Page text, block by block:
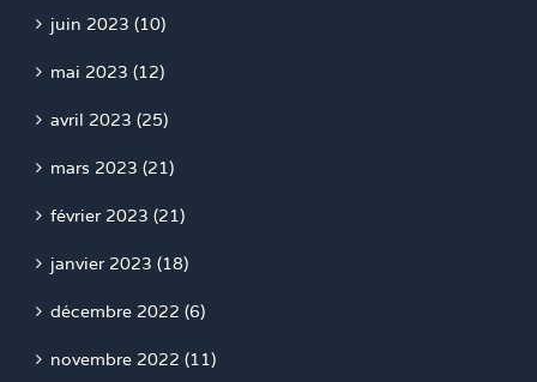
juin 2023 (10)
mai 2023 (12)
avril 2023 (25)
mars 2023 (21)
février 2023 (21)
janvier 2023 (18)
décembre 2022 (6)
novembre 2022 (11)